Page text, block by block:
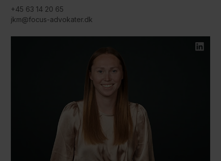
+45 63 14 20 65
jkm@focus-advokater.dk